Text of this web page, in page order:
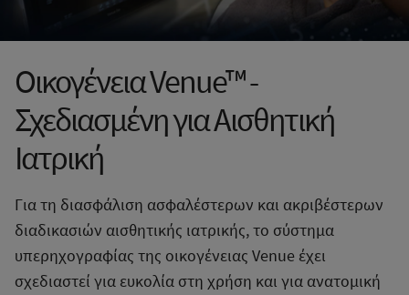
Οικογένεια Venue™ -
Σχεδιασμένη για Αισθητική
Ιατρική
Για τη διασφάλιση ασφαλέστερων και ακριβέστερων
διαδικασιών αισθητικής ιατρικής, το σύστημα
υπερηχογραφίας της οικογένειας Venue έχει
σχεδιαστεί για ευκολία στη χρήση και για ανατομική